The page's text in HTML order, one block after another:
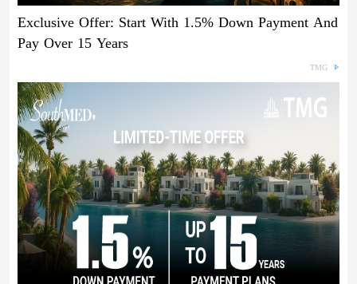
Exclusive Offer: Start With 1.5% Down Payment And
Pay Over 15 Years
TMG